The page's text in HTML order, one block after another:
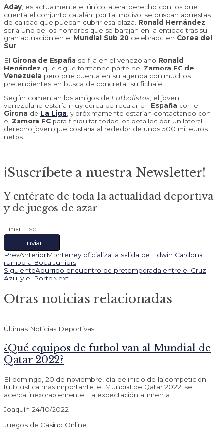
Aday , es actualmente el único lateral derecho con los que
cuenta el conjunto catalán, por tal motivo, se buscan apuestas
de calidad que puedan cubrir esa plaza. Ronald Hernández
sería uno de los nombres que se barajan en la entidad tras su
gran actuación en el Mundial Sub 20 celebrado en Corea del
Sur
El Girona de España se fija en el venezolano Ronald
Henández que sigue formando parte del Zamora FC de
Venezuela pero que cuenta en su agenda con muchos
pretendientes en busca de concretar su fichaje.
Según comentan los amigos de Futbolistos, el joven
venezolano estaría muy cerca de recalar en España con el
Girona de La Liga, y próximamente estarían contactando con
el Zamora FC para finiquitar todos los detalles por un lateral
derecho joven que costaría al rededor de unos 500 mil euros
netos.
¡Suscríbete a nuestra Newsletter!
Y entérate de toda la actualidad deportiva
y de juegos de azar
Email
Enviar
PrevAnteriorMonterrey oficializa la salida de Edwin Cardona
rumbo a Boca Juniors
SiguienteAburrido encuentro de pretemporada entre el Cruz
Azul y el PortoNext
Otras noticias relacionadas
Últimas Noticias Deportivas
¿Qué equipos de futbol van al Mundial de
Qatar 2022?
El domingo, 20 de noviembre, día de inicio de la competición
futbolística más importante, el Mundial de Qatar 2022, se
acerca inexorablemente. La expectación aumenta
Joaquín 24/10/2022
Juegos de Casino Online